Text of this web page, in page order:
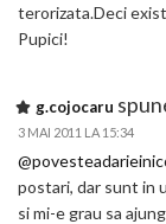
terorizata.Deci
Pupici!
g.cojocaru
3 MAI 2011 LA 15:34
postari, dar sunt in
si mi-e grau sa